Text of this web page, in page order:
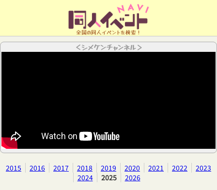
全国の同人イベントを検索！
＜シメケンチャンネル＞
2015 2016 2017 2018 2019 2020 2021 2022
2023
2024
2025 2026